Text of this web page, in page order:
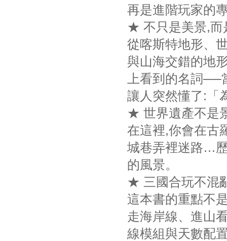
再是進階玩家的
★ 不只是美景,而
從喀斯特地形、
與山海交錯的地
上看到的名詞
讓人突然懂了:「
★ 世界遺產不是
在這裡,你會在古
城巷弄裡迷路…
的風景。
★ 三國合玩不混
這本書的重點不
走海岸線、進山
線模組與天數配